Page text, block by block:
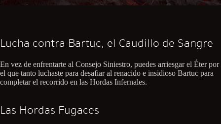
Lucha contra Bartuc, el Caudillo de Sangre
En vez de enfrentarte al Consejo Siniestro, puedes arriesgar el Éter por
el que tanto luchaste para desafiar al renacido e insidioso Bartuc para
completar el recorrido en las Hordas Infernales.
Las Hordas Fugaces